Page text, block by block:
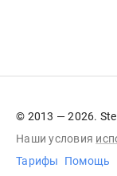
© 2013 — 2026.
Наши условия
Тарифы
Помощь